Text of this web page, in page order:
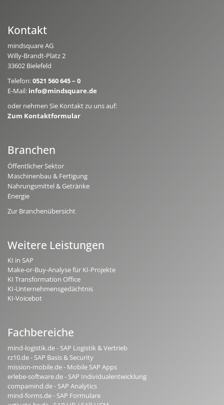
Kontakt
mindsquare AG
Willy-Brandt-Platz 2
33602 Bielefeld
Telefon:0521 560 645 – 0
E-Mail: info@mindsquare.de
oder nehmen Sie Kontakt zu uns auf:
Zum Kontaktformular
Branchen
Öffentlicher Sektor
Maschinenbau & Fertigung
Nahrungsmittel & Getränke
Energie
Zur Branchenübersicht
Weitere Leistungen
KI in SAP
Make-or-Buy-Analyse für KI-Projekte
KI Transformation Office
KI-Unternehmensgedächtnis
KI-Voicebot
Fachbereiche
mind-logistik.de - SAP Logistik & Vertrieb
rz10.de - SAP Basis & Security
mission-mobile.de - Mobile SAP Apps
erlebe-software.de - SAP Individualentwicklung
compamind.de - SAP Analytics
mind-forms.de - SAP Formulare